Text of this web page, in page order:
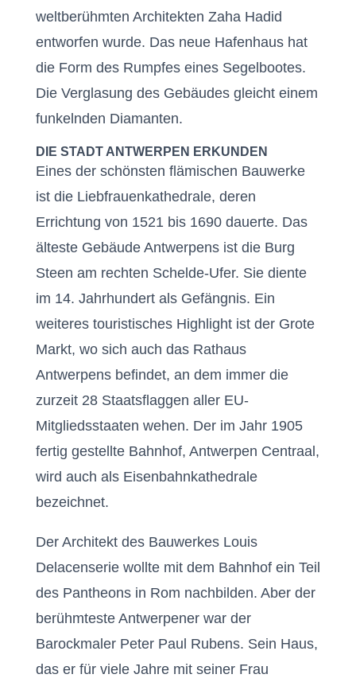
weltberühmten Architekten Zaha Hadid
entworfen wurde. Das neue Hafenhaus hat
die Form des Rumpfes eines Segelbootes.
Die Verglasung des Gebäudes gleicht einem
funkelnden Diamanten.
DIE STADT ANTWERPEN ERKUNDEN
Eines der schönsten flämischen Bauwerke
ist die Liebfrauenkathedrale, deren
Errichtung von 1521 bis 1690 dauerte. Das
älteste Gebäude Antwerpens ist die Burg
Steen am rechten Schelde-Ufer. Sie diente
im 14. Jahrhundert als Gefängnis. Ein
weiteres touristisches Highlight ist der Grote
Markt, wo sich auch das Rathaus
Antwerpens befindet, an dem immer die
zurzeit 28 Staatsflaggen aller EU-
Mitgliedsstaaten wehen. Der im Jahr 1905
fertig gestellte Bahnhof, Antwerpen Centraal,
wird auch als Eisenbahnkathedrale
bezeichnet.
Der Architekt des Bauwerkes Louis
Delacenserie wollte mit dem Bahnhof ein Teil
des Pantheons in Rom nachbilden. Aber der
berühmteste Antwerpener war der
Barockmaler Peter Paul Rubens. Sein Haus,
das er für viele Jahre mit seiner Frau